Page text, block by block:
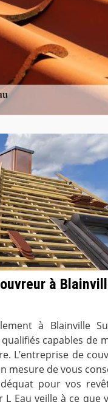
à
à Blainville
capables de
L’entreprise de
mesure de vous
pour vos
L Eau veille à ce que